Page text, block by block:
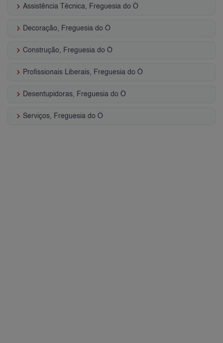
keyboard_arrow_right Assistência Técnica, Freguesia do Ó
keyboard_arrow_right Decoração, Freguesia do Ó
keyboard_arrow_right Construção, Freguesia do Ó
keyboard_arrow_right Profissionais Liberais, Freguesia do Ó
keyboard_arrow_right Desentupidoras, Freguesia do Ó
keyboard_arrow_right Serviços, Freguesia do Ó